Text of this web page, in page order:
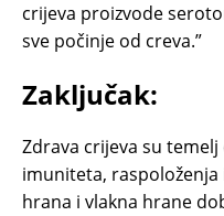
crijeva proizvode
sve počinje od creva.”
Zaključak:
Zdrava crijeva su
imuniteta,
hrana i vlakna hrane